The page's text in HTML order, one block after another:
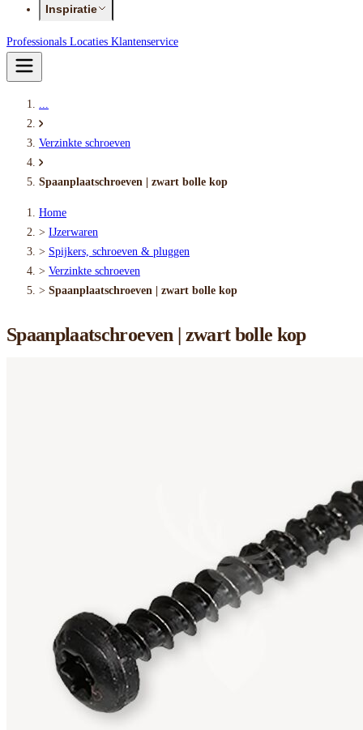
Inspiratie
Professionals Locaties Klantenservice
...
Verzinkte schroeven
Spaanplaatschroeven | zwart bolle kop
Home
> IJzerwaren
> Spijkers, schroeven & pluggen
> Verzinkte schroeven
> Spaanplaatschroeven | zwart bolle kop
Spaanplaatschroeven | zwart bolle kop